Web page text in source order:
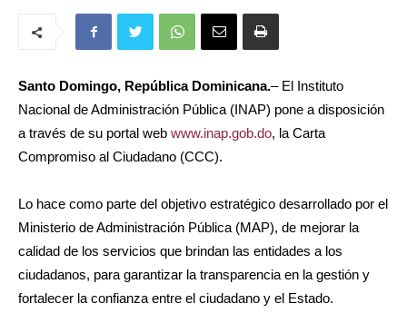
Santo Domingo, República Dominicana.– El Instituto
Nacional de Administración Pública (INAP) pone a disposición
a través de su portal web www.inap.gob.do, la Carta
Compromiso al Ciudadano (CCC).
Lo hace como parte del objetivo estratégico desarrollado por el
Ministerio de Administración Pública (MAP), de mejorar la
calidad de los servicios que brindan las entidades a los
ciudadanos, para garantizar la transparencia en la gestión y
fortalecer la confianza entre el ciudadano y el Estado.